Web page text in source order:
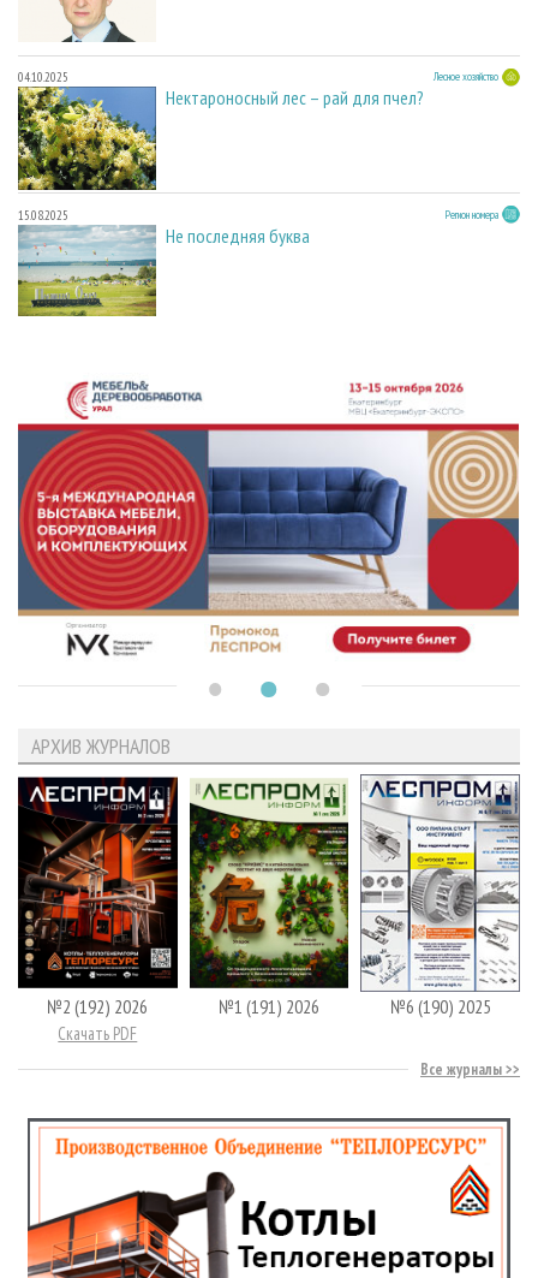
04.10.2025 Лесное хозяйство
Нектароносный лес – рай для пчел?
15.08.2025 Регион номера
Не последняя буква
АРХИВ ЖУРНАЛОВ
№2 (192) 2026
Скачать PDF
№1 (191) 2026 №6 (190) 2025
Все журналы